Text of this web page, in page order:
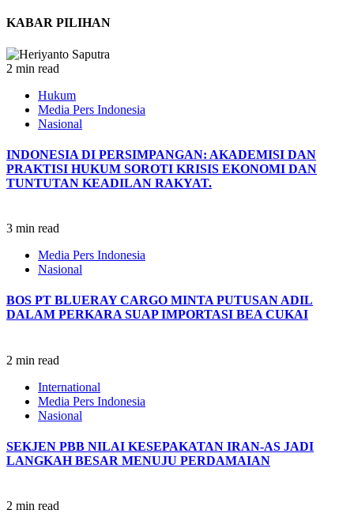
KABAR PILIHAN
2 min read
Hukum
Media Pers Indonesia
Nasional
INDONESIA DI PERSIMPANGAN: AKADEMISI DAN
PRAKTISI HUKUM SOROTI KRISIS EKONOMI DAN
TUNTUTAN KEADILAN RAKYAT.
3 min read
Media Pers Indonesia
Nasional
BOS PT BLUERAY CARGO MINTA PUTUSAN ADIL
DALAM PERKARA SUAP IMPORTASI BEA CUKAI
2 min read
International
Media Pers Indonesia
Nasional
SEKJEN PBB NILAI KESEPAKATAN IRAN-AS JADI
LANGKAH BESAR MENUJU PERDAMAIAN
2 min read